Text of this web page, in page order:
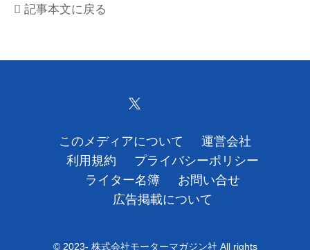
ライター名簿
お問い合せ
記事本文に戻る
このメディアについて
運営会社
利用規約
プライバシーポリシー
ライター名簿
お問い合せ
広告掲載について
© 2023- 株式会社モーターマガジン社 All rights